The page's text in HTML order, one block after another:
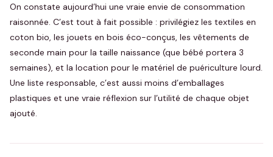
On constate aujourd’hui une vraie envie de consommation
raisonnée. C’est tout à fait possible : privilégiez les textiles en
coton bio, les jouets en bois éco-conçus, les vêtements de
seconde main pour la taille naissance (que bébé portera 3
semaines), et la location pour le matériel de puériculture lourd.
Une liste responsable, c’est aussi moins d’emballages
plastiques et une vraie réflexion sur l’utilité de chaque objet
ajouté.